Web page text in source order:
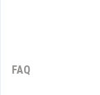
FAQ